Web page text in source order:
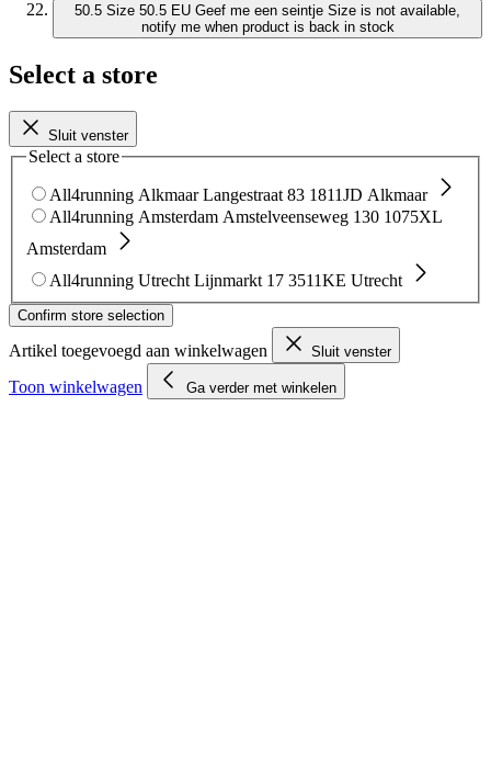
50.5 Size 50.5 EU Geef me een seintje Size is not available,
notify me when product is back in stock
Select a store
Sluit venster
Select a store
All4running Alkmaar Langestraat 83 1811JD Alkmaar
All4running Amsterdam Amstelveenseweg 130 1075XL
Amsterdam
All4running Utrecht Lijnmarkt 17 3511KE Utrecht
Confirm store selection
Artikel toegevoegd aan winkelwagen Sluit venster
Toon winkelwagen Ga verder met winkelen